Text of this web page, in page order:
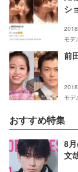
シ
モデ
前
モデ
おすすめ特集
8
文